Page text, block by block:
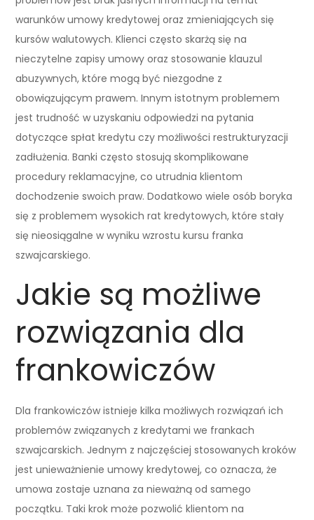
warunków umowy kredytowej oraz zmieniających się
kursów walutowych. Klienci często skarżą się na
nieczytelne zapisy umowy oraz stosowanie klauzul
abuzywnych, które mogą być niezgodne z
obowiązującym prawem. Innym istotnym problemem
jest trudność w uzyskaniu odpowiedzi na pytania
dotyczące spłat kredytu czy możliwości restrukturyzacji
zadłużenia. Banki często stosują skomplikowane
procedury reklamacyjne, co utrudnia klientom
dochodzenie swoich praw. Dodatkowo wiele osób boryka
się z problemem wysokich rat kredytowych, które stały
się nieosiągalne w wyniku wzrostu kursu franka
szwajcarskiego.
Jakie są możliwe
rozwiązania dla
frankowiczów
Dla frankowiczów istnieje kilka możliwych rozwiązań ich
problemów związanych z kredytami we frankach
szwajcarskich. Jednym z najczęściej stosowanych kroków
jest unieważnienie umowy kredytowej, co oznacza, że
umowa zostaje uznana za nieważną od samego
początku. Taki krok może pozwolić klientom na